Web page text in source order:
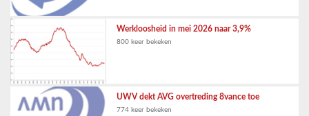
Werkloosheid in mei 2026 naar 3,9%
800 keer bekeken
UWV dekt AVG overtreding 8vance toe
774 keer bekeken